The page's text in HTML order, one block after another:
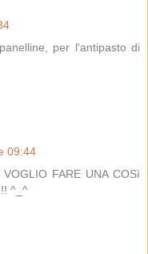
per l'antipasto di
09:44
FARE UNA COSì
^_^